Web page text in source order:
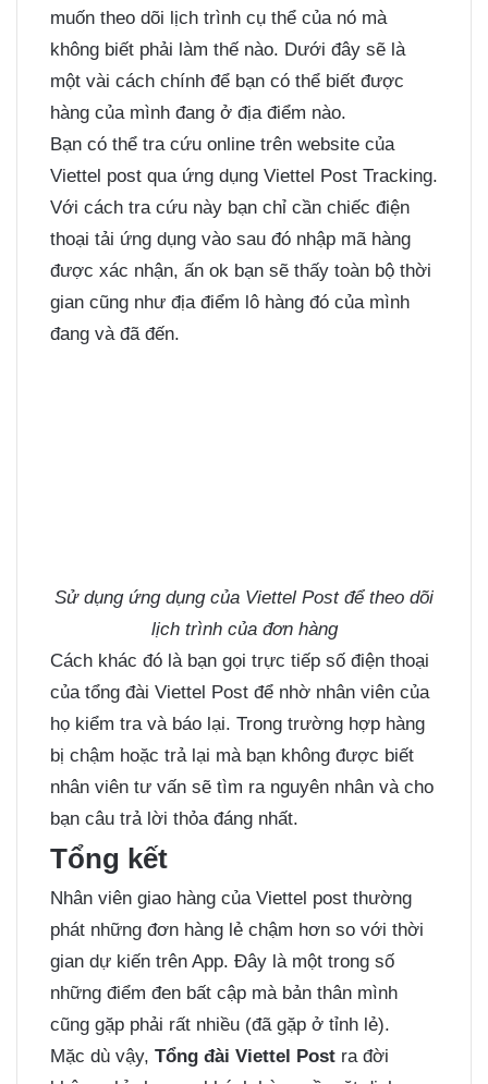
muốn theo dõi lịch trình cụ thể của nó mà
không biết phải làm thế nào. Dưới đây sẽ là
một vài cách chính để bạn có thể biết được
hàng của mình đang ở địa điểm nào.
Bạn có thể tra cứu online trên website của
Viettel post qua ứng dụng Viettel Post Tracking.
Với cách tra cứu này bạn chỉ cần chiếc điện
thoại tải ứng dụng vào sau đó nhập mã hàng
được xác nhận, ấn ok bạn sẽ thấy toàn bộ thời
gian cũng như địa điểm lô hàng đó của mình
đang và đã đến.
Sử dụng ứng dụng của Viettel Post để theo dõi
lịch trình của đơn hàng
Cách khác đó là bạn gọi trực tiếp số điện thoại
của tổng đài Viettel Post để nhờ nhân viên của
họ kiểm tra và báo lại. Trong trường hợp hàng
bị chậm hoặc trả lại mà bạn không được biết
nhân viên tư vấn sẽ tìm ra nguyên nhân và cho
bạn câu trả lời thỏa đáng nhất.
Tổng kết
Nhân viên giao hàng của Viettel post thường
phát những đơn hàng lẻ chậm hơn so với thời
gian dự kiến trên App. Đây là một trong số
những điểm đen bất cập mà bản thân mình
cũng gặp phải rất nhiều (đã gặp ở tỉnh lẻ).
Mặc dù vậy, Tổng đài Viettel Post ra đời